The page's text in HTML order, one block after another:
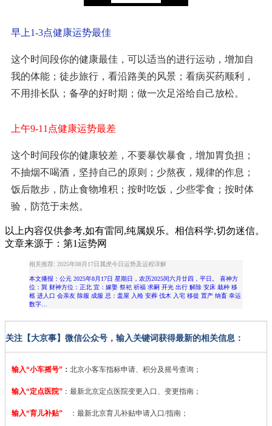
早上1-3点健康运势最佳
这个时间段你的健康最佳，可以适当的进行运动，增加自
我的体能；徒步旅行，看沿路美的风景；看病买药顺利，
不用排长队；备孕的好时期；做一次足浴给自己放松。
上午9-11点健康运势最差
这个时间段你的健康较差，不要暴饮暴食，增加胃负担；
不抽烟不喝酒，坚持自己的原则；少熬夜，规律的作息；
饭后散步，防止食物堆积；按时吃饭，少些零食；按时体
验，防范于未然。
以上内容仅供参考,如有雷同,纯属娱乐。相信科学,切勿迷信。
文章来源于：第1运势网
相关推荐: 2025年08月17日属虎今日运势及运程详解
本文播报：公元 2025年8月17日 星期日，农历2025闰六月廿四，平日。 喜神方
位：巽 财神方位：正北 宜：嫁娶 祭祀 祈福 求嗣 开光 出行 解除 安床 栽种 移
柩 进人口 会亲友 除服 成服 忌：盖屋 入殓 安葬 伐木 入宅 移徙 置产 纳畜 幸运
数字…
关注【大京事】微信公众号，输入关键词获得最新的相关信息：
输入“小车摇号” ： 北京小客车指标申请、积分及摇号查询；
输入“定点医院” ： 最新北京定点医院变更入口、变更指南；
输入“育儿补贴” ：最新北京育儿补贴申请入口/指南；